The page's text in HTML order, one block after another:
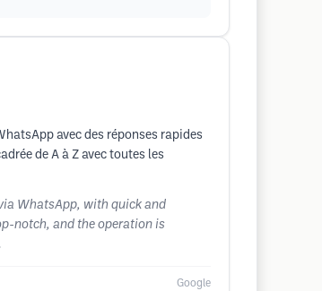
avec des réponses rapides
de A à Z avec toutes les
WhatsApp, with quick and
notch, and the operation is
Google